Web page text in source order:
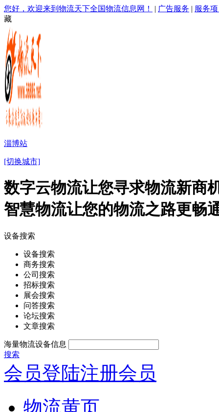
您好，欢迎来到物流天下全国物流信息网！ | 广告服务 | 服务
藏
淄博站
[切换城市]
数字云物流让您寻求物流新商
智慧物流让您的物流之路更畅
设备搜索
设备搜索
商务搜索
公司搜索
招标搜索
展会搜索
问答搜索
论坛搜索
文章搜索
海量物流设备信息
搜索
会员登陆注册会员
物流黄页